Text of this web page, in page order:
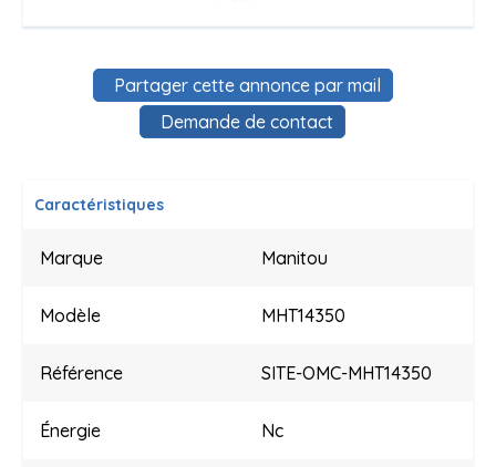
Demande de contact
Partager cette annonce par mail
Caractéristiques
Marque Manitou
Modèle MHT14350
Référence SITE-OMC-MHT14350
Énergie Nc